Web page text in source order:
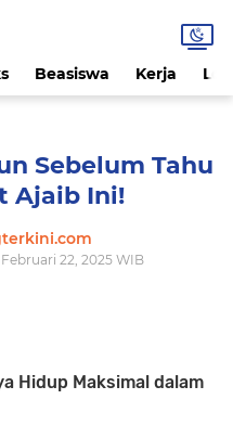
Beasiswa Kerja
Sebelum Tahu
Ajaib Ini!
22, 2025 WIB
Hidup Maksimal dalam